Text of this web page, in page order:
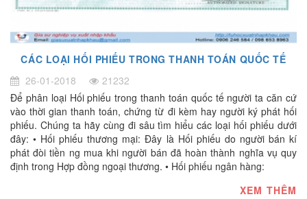
CÁC LOẠI HỐI PHIẾU TRONG THANH TOÁN QUỐC TẾ
26-01-2018
21232
Để phân loại Hối phiếu trong thanh toán quốc tế người ta căn cứ
vào thời gian thanh toán, chứng từ đi kèm hay người ký phát hối
phiếu. Chúng ta hãy cùng đi sâu tìm hiểu các loại hối phiếu dưới
đây: • Hối phiếu thương mại: Đây là Hối phiếu do người bán kí
phát đòi tiền ng mua khi người bán đã hoàn thành nghĩa vụ quy
định trong Hợp đồng ngoại thương. • Hối phiếu ngân hàng:
XEM THÊM